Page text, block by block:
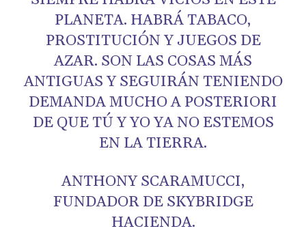
PLANETA. HABRÁ TABACO,
PROSTITUCIÓN Y JUEGOS DE
AZAR. SON LAS COSAS MÁS
ANTIGUAS Y SEGUIRÁN TENIENDO
DEMANDA MUCHO A POSTERIORI
DE QUE TÚ Y YO YA NO ESTEMOS
EN LA TIERRA.
ANTHONY SCARAMUCCI,
FUNDADOR DE SKYBRIDGE
HACIENDA.